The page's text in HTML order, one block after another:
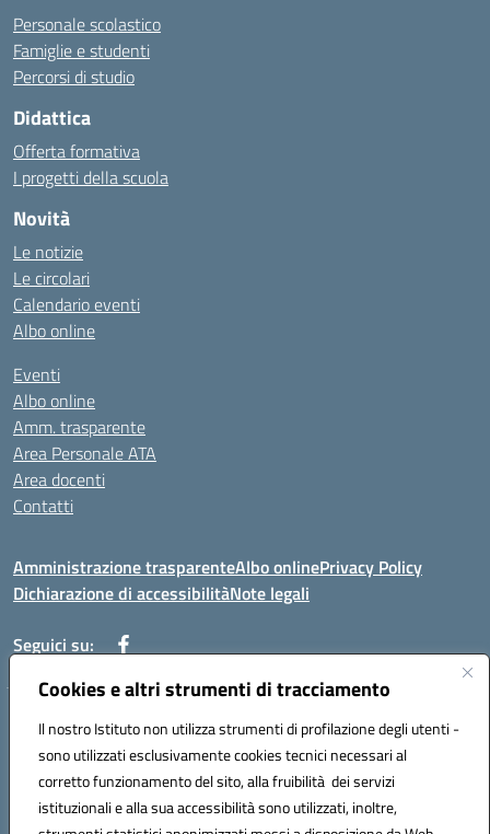
Cookies e altri strumenti di tracciamento
Il nostro Istituto non utilizza strumenti di profilazione degli utenti -
sono utilizzati esclusivamente cookies tecnici necessari al
corretto funzionamento del sito, alla fruibilità dei servizi
istituzionali e alla sua accessibilità sono utilizzati, inoltre,
Personale scolastico
Famiglie e studenti
Percorsi di studio
Didattica
Offerta formativa
I progetti della scuola
Novità
Le notizie
Le circolari
Calendario eventi
Albo online
Eventi
Albo online
Amm. trasparente
Area Personale ATA
Area docenti
Contatti
Amministrazione trasparenteAlbo onlinePrivacy Policy
Dichiarazione di accessibilitàNote legali
Seguici su:
Indirizzo: VIA BRECCIAME, 46 - 81024 MADDALONI (CE)
Mail: CEIC8AU001@istruzione.it - Pec: CEIC8AU001@pec.istruzione.it -
Telefono: 0823408721
Meccanografico: CEIC8AU001
Codice fiscale: 93086080616